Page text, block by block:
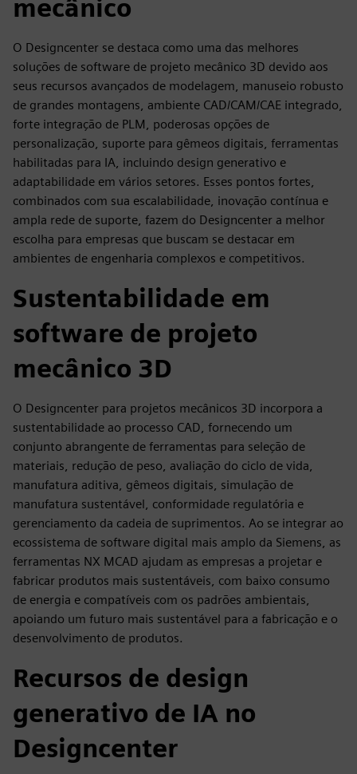
mecânico
O Designcenter se destaca como uma das melhores
soluções de software de projeto mecânico 3D devido aos
seus recursos avançados de modelagem, manuseio robusto
de grandes montagens, ambiente CAD/CAM/CAE integrado,
forte integração de PLM, poderosas opções de
personalização, suporte para gêmeos digitais, ferramentas
habilitadas para IA, incluindo design generativo e
adaptabilidade em vários setores. Esses pontos fortes,
combinados com sua escalabilidade, inovação contínua e
ampla rede de suporte, fazem do Designcenter a melhor
escolha para empresas que buscam se destacar em
ambientes de engenharia complexos e competitivos.
Sustentabilidade em
software de projeto
mecânico 3D
O Designcenter para projetos mecânicos 3D incorpora a
sustentabilidade ao processo CAD, fornecendo um
conjunto abrangente de ferramentas para seleção de
materiais, redução de peso, avaliação do ciclo de vida,
manufatura aditiva, gêmeos digitais, simulação de
manufatura sustentável, conformidade regulatória e
gerenciamento da cadeia de suprimentos. Ao se integrar ao
ecossistema de software digital mais amplo da Siemens, as
ferramentas NX MCAD ajudam as empresas a projetar e
fabricar produtos mais sustentáveis, com baixo consumo
de energia e compatíveis com os padrões ambientais,
apoiando um futuro mais sustentável para a fabricação e o
desenvolvimento de produtos.
Recursos de design
generativo de IA no
Designcenter